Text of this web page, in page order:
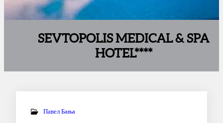
SEVTOPOLIS MEDICAL & SPA
HOTEL****
Павел Бања